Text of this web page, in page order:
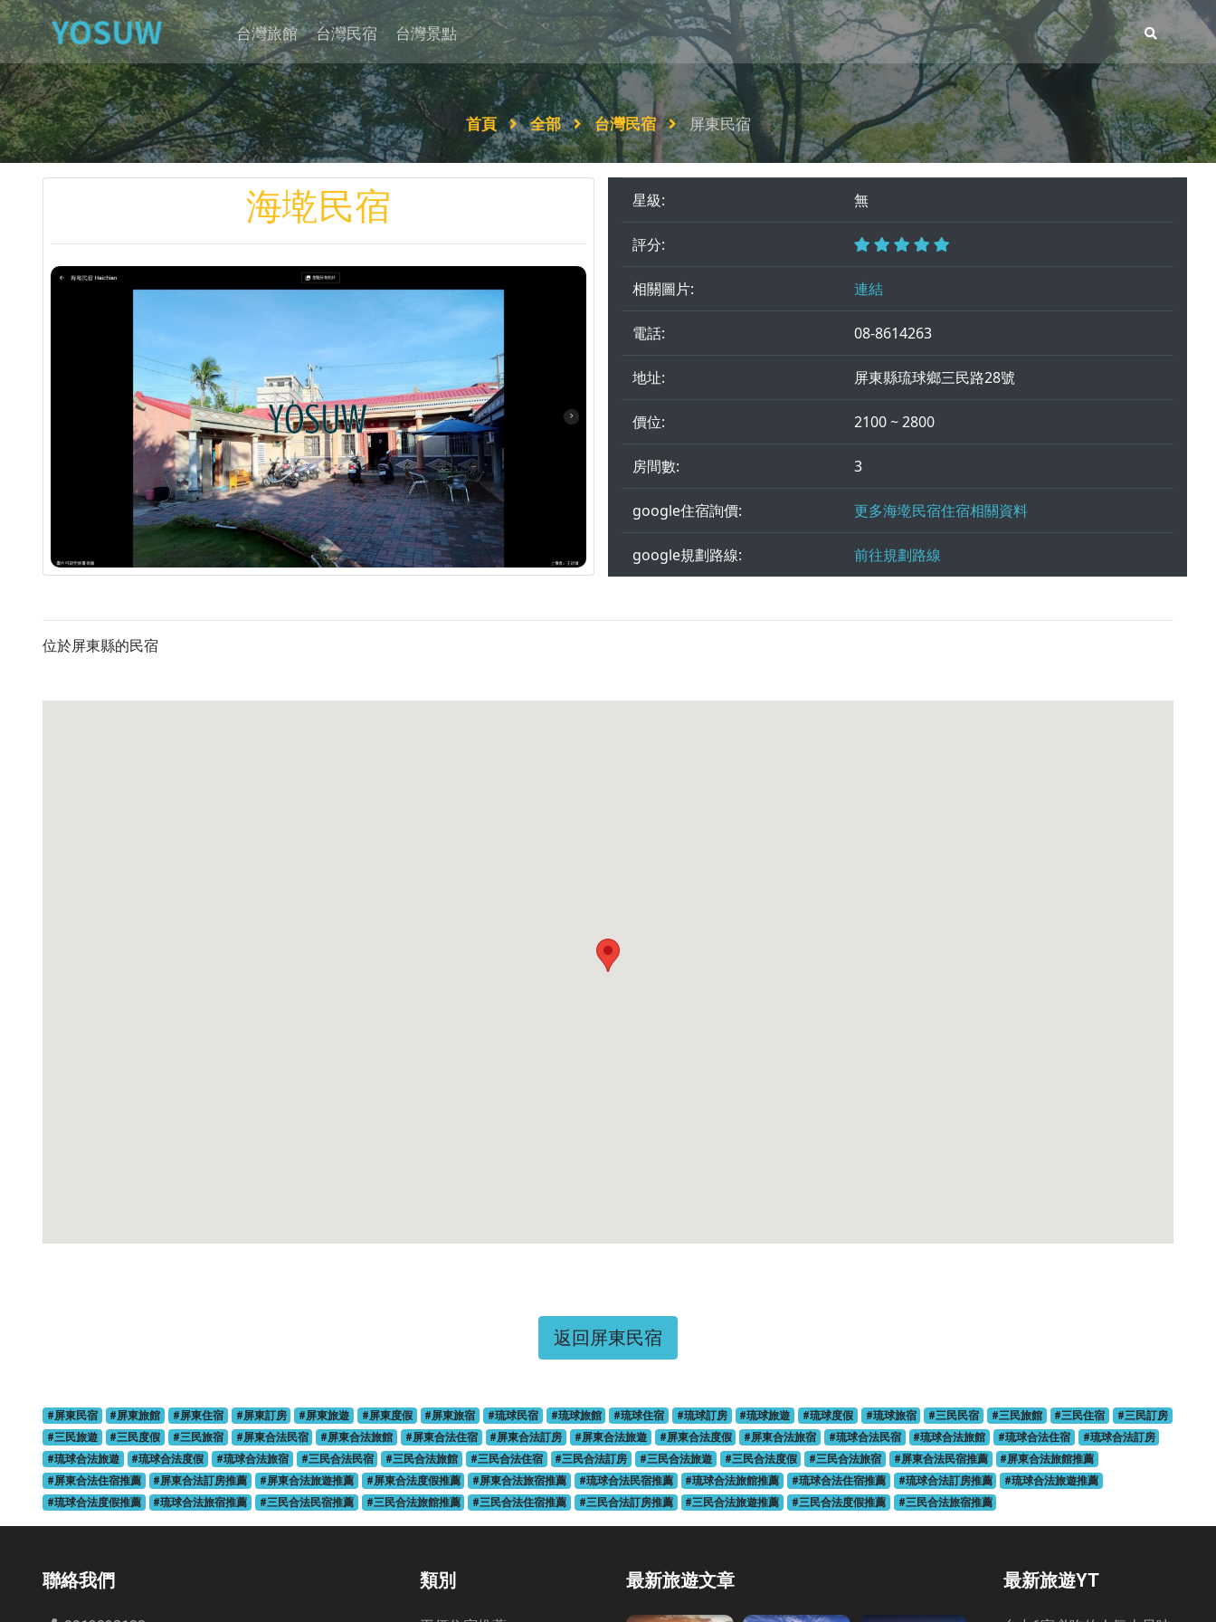
台灣旅館 台灣民宿 台灣景點
首頁 全部 台灣民宿 屏東民宿
海墘民宿 星級: 無
評分:
相關圖片: 連結
電話: 08-8614263
地址: 屏東縣琉球鄉三民路28號
價位: 2100 ~ 2800
房間數: 3
google住宿詢價: 更多海墘民宿住宿相關資料
google規劃路線: 前往規劃路線
位於屏東縣的民宿
返回屏東民宿
#屏東民宿 #屏東旅館 #屏東住宿 #屏東訂房 #屏東旅遊 #屏東度假 #屏東旅宿 #琉球民宿 #琉球旅館 #琉球住宿 #琉球訂房 #琉球旅遊 #琉球度假 #琉球旅宿 #三民民宿 #三民旅館 #三民住宿
#三民訂房
#三民旅遊
#三民度假 #三民旅宿 #屏東合法民宿 #屏東合法旅館 #屏東合法住宿 #屏東合法訂房 #屏東合法旅遊 #屏東合法度假 #屏東合法旅宿 #琉球合法民宿 #琉球合法旅館 #琉球合法住宿
#琉球合法訂房
#琉球合法旅遊
#琉球合法度假 #琉球合法旅宿 #三民合法民宿 #三民合法旅館 #三民合法住宿 #三民合法訂房 #三民合法旅遊 #三民合法度假 #三民合法旅宿 #屏東合法民宿推薦
#屏東合法旅館推薦
#屏東合法住宿推薦
#屏東合法訂房推薦 #屏東合法旅遊推薦 #屏東合法度假推薦 #屏東合法旅宿推薦 #琉球合法民宿推薦 #琉球合法旅館推薦 #琉球合法住宿推薦 #琉球合法訂房推薦
#琉球合法旅遊推薦
#琉球合法度假推薦
#琉球合法旅宿推薦 #三民合法民宿推薦 #三民合法旅館推薦 #三民合法住宿推薦 #三民合法訂房推薦 #三民合法旅遊推薦 #三民合法度假推薦 #三民合法旅宿推薦
聯絡我們 類別 最新旅遊文章 最新旅遊YT